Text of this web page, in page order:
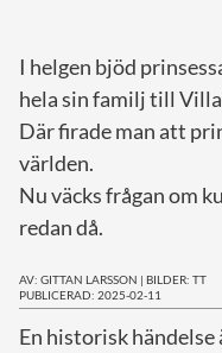
I helgen bjöd
hela sin familj till Villa
Där firade man att
världen.
Nu väcks frågan om
redan då.
AV: GITTAN LARSSON | BILDER: TT
PUBLICERAD: 2025-02-11
En historisk